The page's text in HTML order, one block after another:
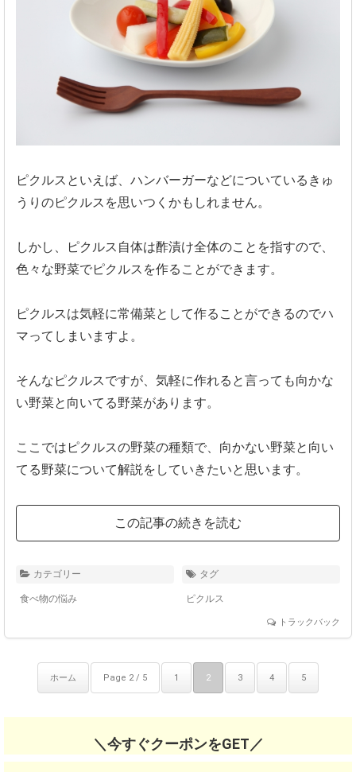
ピクルスといえば、ハンバーガーなどについているきゅ
うりのピクルスを思いつくかもしれません。
しかし、ピクルス自体は酢漬け全体のことを指すので、
色々な野菜でピクルスを作ることができます。
ピクルスは気軽に常備菜として作ることができるのでハ
マってしまいますよ。
そんなピクルスですが、気軽に作れると言っても向かな
い野菜と向いてる野菜があります。
ここではピクルスの野菜の種類で、向かない野菜と向い
てる野菜について解説をしていきたいと思います。
この記事の続きを読む
カテゴリー
食べ物の悩み
タグ
ピクルス
トラックバック
ホーム Page 2 / 5 1 2 3 4 5
＼今すぐクーポンをGET／